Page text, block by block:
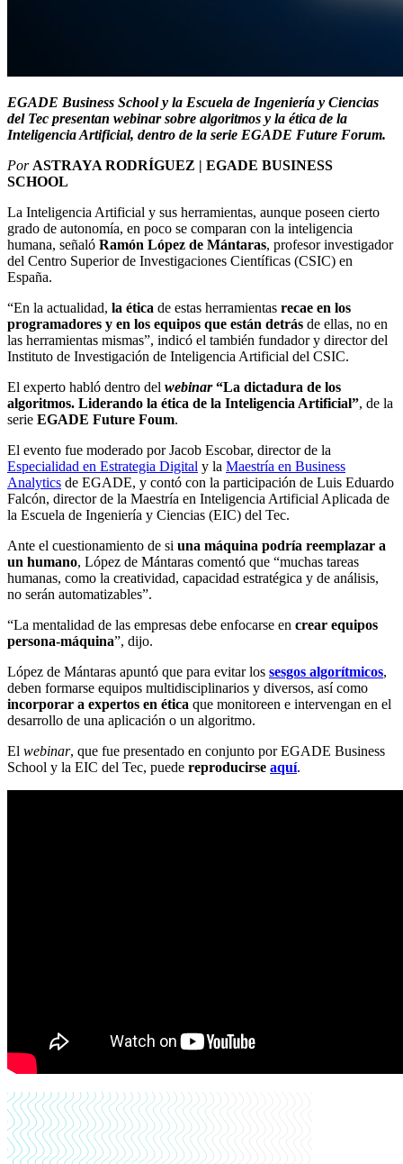
EGADE Business School y la Escuela de Ingeniería y Ciencias
del Tec presentan webinar sobre algoritmos y la ética de la
Inteligencia Artificial, dentro de la serie EGADE Future Forum.
PorASTRAYA RODRÍGUEZ | EGADE BUSINESS
SCHOOL
La Inteligencia Artificial y sus herramientas, aunque poseen cierto
grado de autonomía, en poco se comparan con la inteligencia
humana, señaló Ramón López de Mántaras, profesor investigador
del Centro Superior de Investigaciones Científicas (CSIC) en
España.
“En la actualidad, la ética de estas herramientas recae en los
programadores y en los equipos que están detrás de ellas, no en
las herramientas mismas”, indicó el también fundador y director del
Instituto de Investigación de Inteligencia Artificial del CSIC.
El experto habló dentro del webinar“La dictadura de los
algoritmos. Liderando la ética de la Inteligencia Artificial”, de la
serie EGADE Future Foum.
El evento fue moderado porJacob Escobar, director de la
Especialidad en Estrategia Digital y la Maestría en Business
Analytics de EGADE, y contó con la participación de Luis Eduardo
Falcón, director de la Maestría en Inteligencia Artificial Aplicada de
la Escuela de Ingeniería y Ciencias (EIC) del Tec.
Ante el cuestionamiento de si una máquina podría reemplazar a
un humano, López de Mántaras comentó que “muchas tareas
humanas, como la creatividad, capacidad estratégica y de análisis,
no serán automatizables”.
“La mentalidad de las empresas debe enfocarse en crear equipos
persona-máquina”, dijo.
López de Mántaras apuntó que para evitar los sesgos algorítmicos,
deben formarse equipos multidisciplinarios y diversos, así como
incorporar a expertos en ética que monitoreen e intervengan en el
desarrollo de una aplicación o un algoritmo.
El webinar, que fue presentado en conjunto por EGADE Business
School y la EIC del Tec, puede reproducirse aquí.